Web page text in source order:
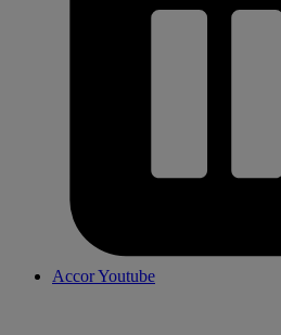
Accor Youtube